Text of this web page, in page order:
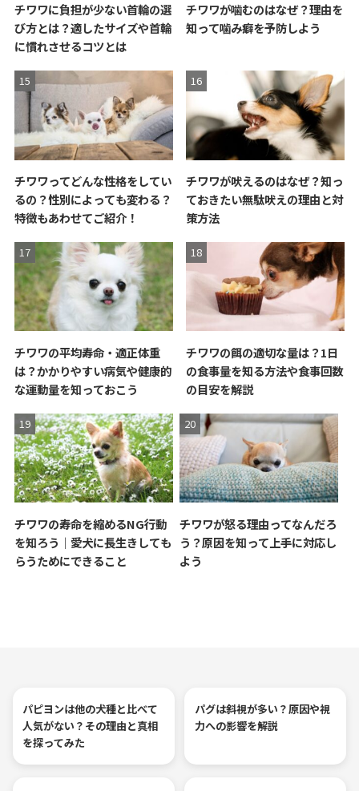
チワワに負担が少ない首輪の選
び方とは？適したサイズや首輪
に慣れさせるコツとは
チワワが噛むのはなぜ？理由を
知って噛み癖を予防しよう
チワワってどんな性格をしてい
るの？性別によっても変わる？
特徴もあわせてご紹介！
チワワが吠えるのはなぜ？知っ
ておきたい無駄吠えの理由と対
策方法
チワワの平均寿命・適正体重
は？かかりやすい病気や健康的
な運動量を知っておこう
チワワの餌の適切な量は？1日
の食事量を知る方法や食事回数
の目安を解説
チワワの寿命を縮めるNG行動
を知ろう｜愛犬に長生きしても
らうためにできること
チワワが怒る理由ってなんだろ
う？原因を知って上手に対応し
よう
パピヨンは他の犬種と比べて
人気がない？その理由と真相
を探ってみた
パグは斜視が多い？原因や視
力への影響を解説